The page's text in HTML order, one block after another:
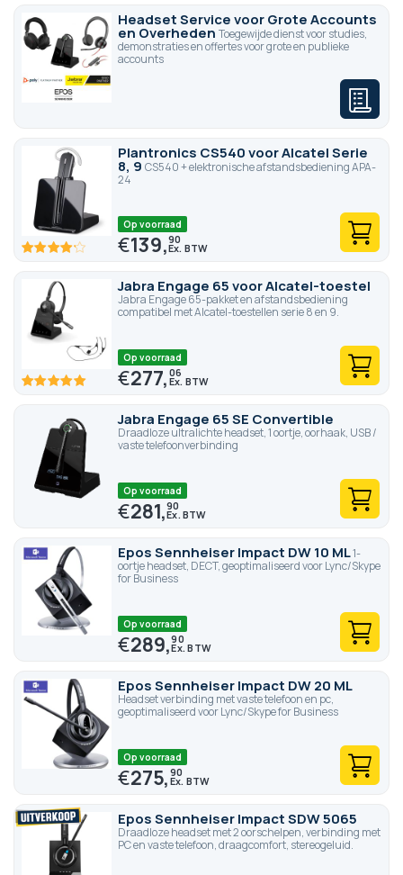
Headset Service voor Grote Accounts
en Overheden Toegewijde dienst voor studies,
demonstraties en offertes voor grote en publieke
accounts
Plantronics CS540 voor Alcatel Serie
8, 9 CS540 + elektronische afstandsbediening APA-
24
83 100
Op voorraad
€139,90
Jabra Engage 65 voor Alcatel-toestel
Jabra Engage 65-pakket en afstandsbediening
compatibel met Alcatel-toestellen serie 8 en 9.
100 100
Op voorraad
€277,06
Jabra Engage 65 SE Convertible
Draadloze ultralichte headset, 1 oortje, oorhaak, USB /
vaste telefoonverbinding
Op voorraad
€281,90
Epos Sennheiser Impact DW 10 ML1-
oortje headset, DECT, geoptimaliseerd voor Lync/Skype
for Business
Op voorraad
€289,90
Epos Sennheiser Impact DW 20 ML
Headset verbinding met vaste telefoon en pc,
geoptimaliseerd voor Lync/Skype for Business
Op voorraad
€275,90
Epos Sennheiser Impact SDW 5065
Draadloze headset met 2 oorschelpen, verbinding met
PC en vaste telefoon, draagcomfort, stereogeluid.